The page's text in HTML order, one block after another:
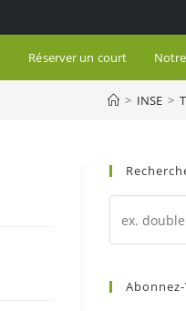
Réserver un court
> INSE >
d'un
mots